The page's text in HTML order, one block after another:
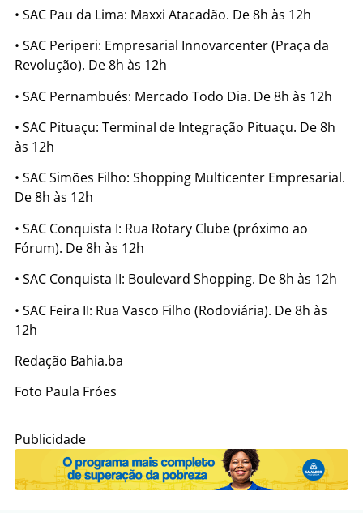
• SAC Pau da Lima: Maxxi Atacadão. De 8h às 12h
• SAC Periperi: Empresarial Innovarcenter (Praça da
Revolução). De 8h às 12h
• SAC Pernambués: Mercado Todo Dia. De 8h às 12h
• SAC Pituaçu: Terminal de Integração Pituaçu. De 8h
às 12h
• SAC Simões Filho: Shopping Multicenter Empresarial.
De 8h às 12h
• SAC Conquista I: Rua Rotary Clube (próximo ao
Fórum). De 8h às 12h
• SAC Conquista II: Boulevard Shopping. De 8h às 12h
• SAC Feira II: Rua Vasco Filho (Rodoviária). De 8h às
12h
Redação Bahia.ba
Foto Paula Fróes
Publicidade